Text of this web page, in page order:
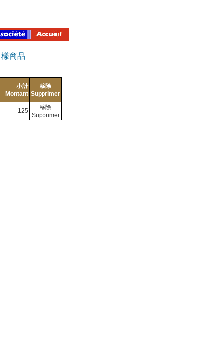
樣商品
小計
Montant
移除
Supprimer
125
移除
Supprimer